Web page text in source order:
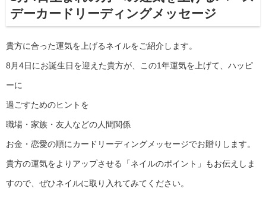
デーカードリーディングメッセージ
貴方に合った運気を上げるネイルをご紹介します。
8月4日にお誕生日を迎えた貴方が、この1年運気を上げて、ハッピ
ーに
過ごすためのヒントを
職場・家族・友人などの人間関係
お金・恋愛の順にカードリーディングメッセージでお贈りします。
貴方の運気をよりアップさせる「ネイルのポイント」もお伝えしま
すので、ぜひネイルに取り入れてみてください。